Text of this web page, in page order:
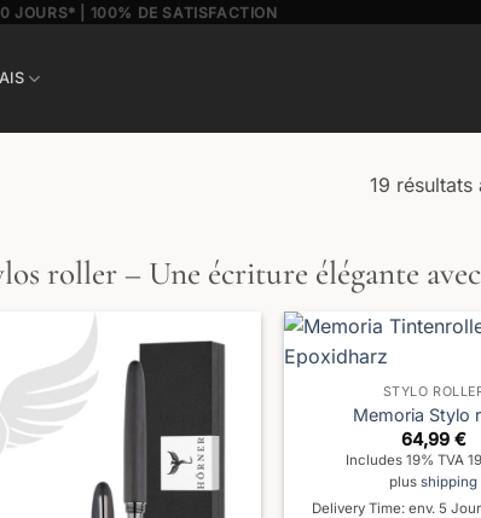
JOURS* | 100% DE SATISFACTION
19 résultats
roller – Une écriture élégante
STYLO
Memoria Stylo
64,99 €
Includes 19% TVA
plusshipping
Delivery Time: env. 5